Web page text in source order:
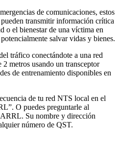
de comunicaciones, estos
transmitir información crítica
o el bienestar de una víctima en
salvar vidas y bienes.
tráfico conectándote a una red
metros usando un transceptor
de entrenamiento disponibles en
de tu red NTS local en el
O puedes preguntarle al
Su nombre y dirección
número de QST.